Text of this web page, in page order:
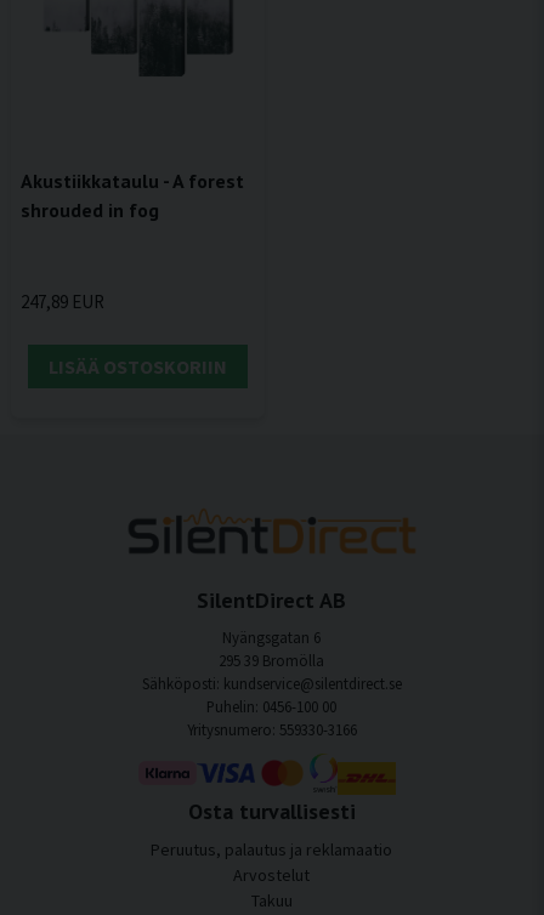
Akustiikkataulu - A forest
shrouded in fog
247,89 EUR
LISÄÄ OSTOSKORIIN
SilentDirect AB
Nyängsgatan 6
295 39 Bromölla
Sähköposti: kundservice@silentdirect.se
Puhelin: 0456-100 00
Yritysnumero: 559330-3166
Osta turvallisesti
Peruutus, palautus ja reklamaatio
Arvostelut
Takuu